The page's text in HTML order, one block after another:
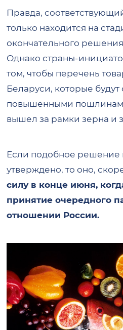
Правда,
только находится на
окончательного
Однако страны-
том, чтобы перечень
Беларуси, которые будут
повышенными
вышел за рамки зерна и
Если подобное решение
утверждено, то оно,
силу в конце июня,
принятие очередного
отношении России.